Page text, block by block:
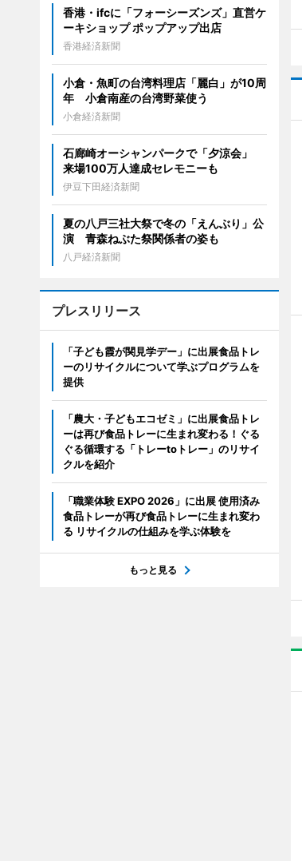
香港・ifcに「フォーシーズンズ」直営ケ
ーキショップ ポップアップ出店
香港経済新聞
小倉・魚町の台湾料理店「麗白」が10周
年 小倉南産の台湾野菜使う
小倉経済新聞
石廊崎オーシャンパークで「夕涼会」
来場100万人達成セレモニーも
伊豆下田経済新聞
夏の八戸三社大祭で冬の「えんぶり」公
演 青森ねぶた祭関係者の姿も
八戸経済新聞
プレスリリース
「子ども霞が関見学デー」に出展食品トレ
ーのリサイクルについて学ぶプログラムを
提供
「農大・子どもエコゼミ」に出展食品トレ
ーは再び食品トレーに生まれ変わる！ぐる
ぐる循環する「トレーtoトレー」のリサイ
クルを紹介
「職業体験 EXPO 2026」に出展 使用済み
食品トレーが再び食品トレーに生まれ変わ
る リサイクルの仕組みを学ぶ体験を
もっと見る